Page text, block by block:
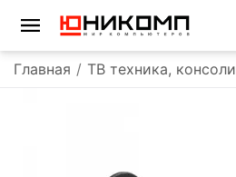
Главная / ТВ техника, консоли